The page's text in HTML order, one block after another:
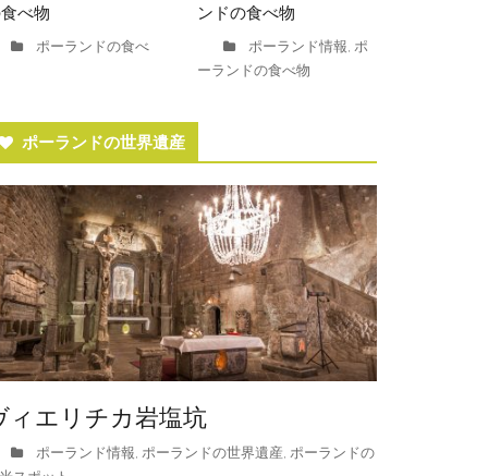
べ物
ポーランドの食べ
ンドの食べ物
ポーランド情報,ポ
ーランドの食べ物
ポーランドの世界遺産
ィエリチカ岩塩坑
ポーランド情報, ポーランドの世界遺産, ポーランドの